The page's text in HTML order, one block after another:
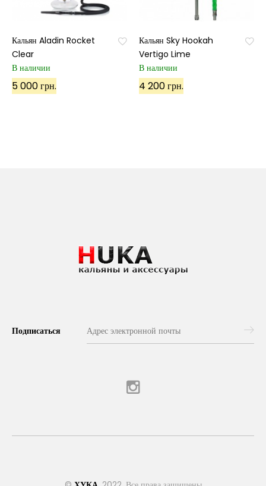
Кальян Aladin Rocket
Clear
В наличии
5 000 грн.
Кальян Sky Hookah
Vertigo Lime
В наличии
4 200 грн.
Подписаться